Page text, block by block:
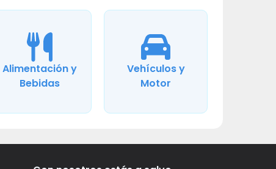
Alimentación y
Bebidas
Vehículos y
Motor